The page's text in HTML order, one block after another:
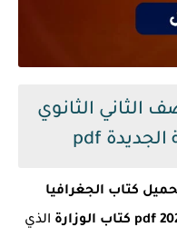
الثاني الثانوي
كتاب الجغرافيا
الذي